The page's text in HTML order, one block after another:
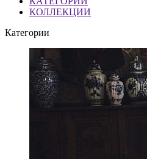
КОЛЛЕКЦИИ
Категории